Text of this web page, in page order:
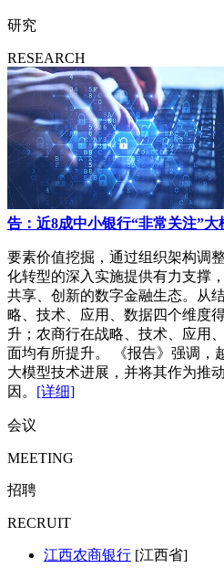
研究
RESEARCH
告：近8成中小银行“非常关注”大
要素价值挖掘，通过组织架构调
化转型的深入实施提供有力支撑
共享、创新的数字金融生态。从
略、技术、应用、数据四个维度
升；农商行在战略、技术、应用
面均有所提升。 《报告》强调，
大模型技术进展，并将其作为推
因。 [详细]
会议
MEETING
招聘
RECRUIT
江西农商银行 [江西省]